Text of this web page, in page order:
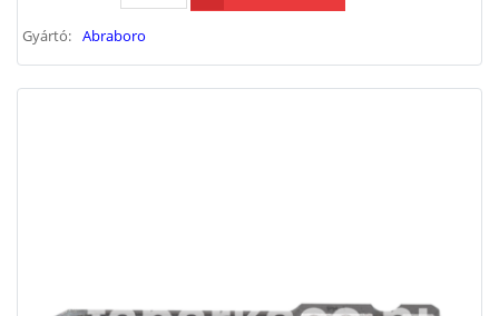
Gyártó: Abraboro